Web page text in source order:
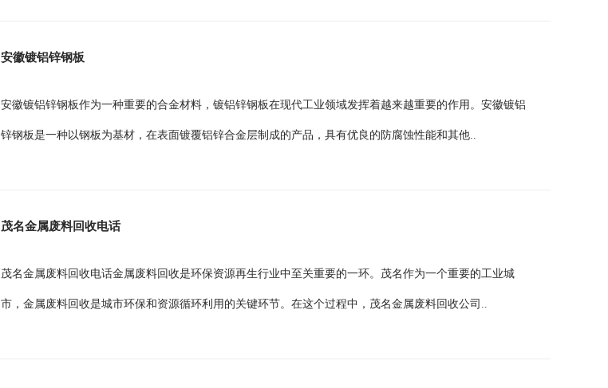
安徽镀铝锌钢板
安徽镀铝锌钢板作为一种重要的合金材料，镀铝锌钢板在现代工业领域发挥着越来越重要的作用。安徽镀铝
锌钢板是一种以钢板为基材，在表面镀覆铝锌合金层制成的产品，具有优良的防腐蚀性能和其他..
茂名金属废料回收电话
茂名金属废料回收电话金属废料回收是环保资源再生行业中至关重要的一环。茂名作为一个重要的工业城
市，金属废料回收是城市环保和资源循环利用的关键环节。在这个过程中，茂名金属废料回收公司..